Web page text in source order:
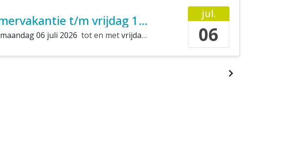
Zomervakantie t/m vrijdag 14 augustus
maandag 06 juli 2026 tot en metvrijdag 14 augustus 2026
jul.
06